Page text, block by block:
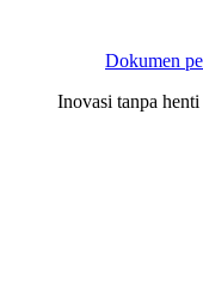
Dokumen
Inovasi tanpa henti